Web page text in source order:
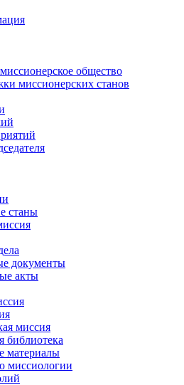
общество
миссионерских станов
станы
документы
акты
миссия
библиотека
материалы
миссиологии